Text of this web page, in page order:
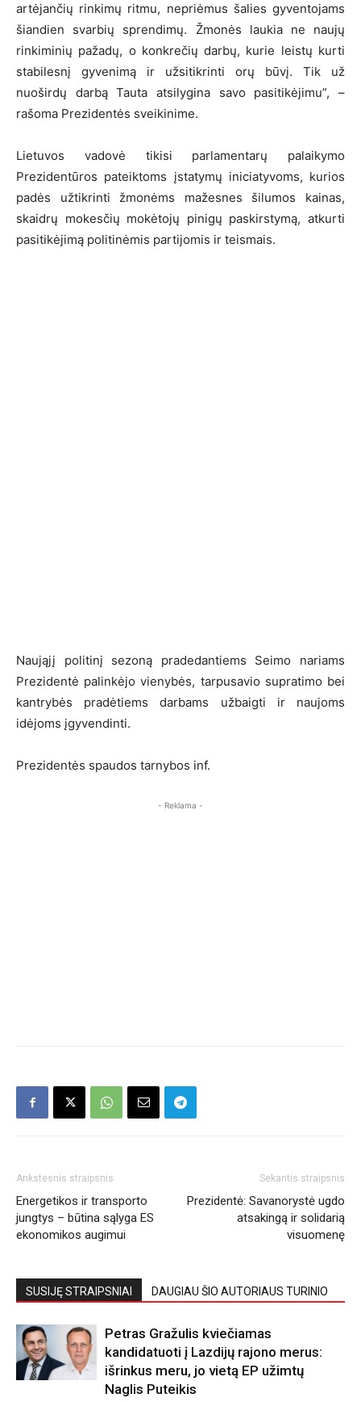
artėjančių rinkimų ritmu, nepriėmus šalies gyventojams
šiandien svarbių sprendimų. Žmonės laukia ne naujų
rinkiminių pažadų, o konkrečių darbų, kurie leistų kurti
stabilesnį gyvenimą ir užsitikrinti orų būvį. Tik už
nuoširdų darbą Tauta atsilygina savo pasitikėjimu”, –
rašoma Prezidentės sveikinime.
Lietuvos vadovė tikisi parlamentarų palaikymo
Prezidentūros pateiktoms įstatymų iniciatyvoms, kurios
padės užtikrinti žmonėms mažesnes šilumos kainas,
skaidrų mokesčių mokėtojų pinigų paskirstymą, atkurti
pasitikėjimą politinėmis partijomis ir teismais.
Naująjį politinį sezoną pradedantiems Seimo nariams
Prezidentė palinkėjo vienybės, tarpusavio supratimo bei
kantrybės pradėtiems darbams užbaigti ir naujoms
idėjoms įgyvendinti.
Prezidentės spaudos tarnybos inf.
- Reklama -
Ankstesnis straipsnis
Energetikos ir transporto
jungtys – būtina sąlyga ES
ekonomikos augimui
Sekantis straipsnis
Prezidentė: Savanorystė ugdo
atsakingą ir solidarią
visuomenę
SUSIJĘ STRAIPSNIAI DAUGIAU ŠIO AUTORIAUS TURINIO
Petras Gražulis kviečiamas
kandidatuoti į Lazdijų rajono merus:
išrinkus meru, jo vietą EP užimtų
Naglis Puteikis